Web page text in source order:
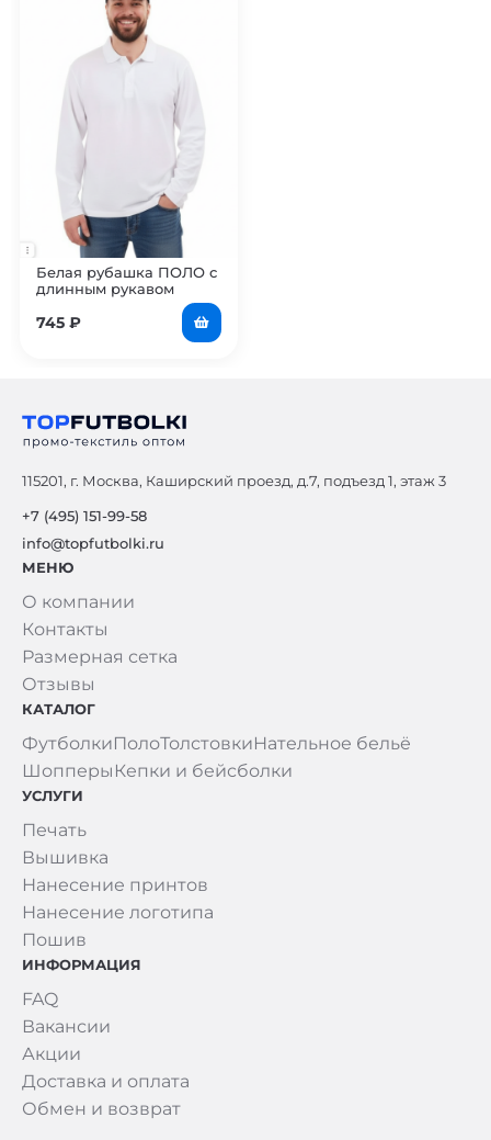
Белая рубашка ПОЛО с
длинным рукавом
745 ₽
115201, г. Москва, Каширский проезд, д.7, подъезд 1, этаж 3
+7 (495) 151-99-58
info@topfutbolki.ru
МЕНЮ
О компании
Контакты
Размерная сетка
Отзывы
КАТАЛОГ
ФутболкиПолоТолстовкиНательное бельё
Шопперы Кепки и бейсболки
УСЛУГИ
Печать
Вышивка
Нанесение принтов
Нанесение логотипа
Пошив
ИНФОРМАЦИЯ
FAQ
Вакансии
Акции
Доставка и оплата
Обмен и возврат